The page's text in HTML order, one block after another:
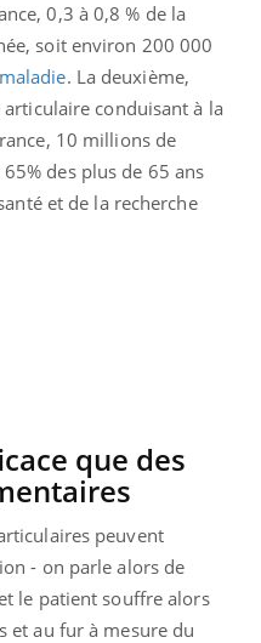
0,3 à 0,8 % de la
soit environ 200 000
. La deuxième,
conduisant à la
10 millions de
des plus de 65 ans
et de la recherche
que des
peuvent
- on parle alors de
le patient souffre alors
et au fur à mesure du